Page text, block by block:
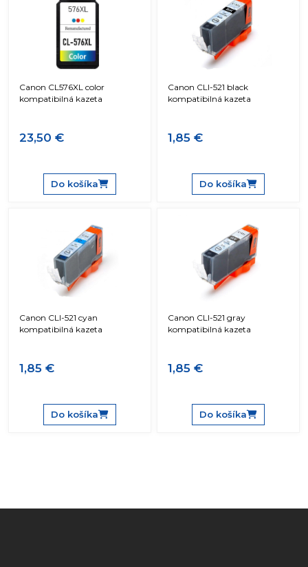
Canon CL576XL color
kompatibilná kazeta
23,50 €
Do košíka
Canon CLI-521 black
kompatibilná kazeta
1,85 €
Do košíka
Canon CLI-521 cyan
kompatibilná kazeta
1,85 €
Do košíka
Canon CLI-521 gray
kompatibilná kazeta
1,85 €
Do košíka